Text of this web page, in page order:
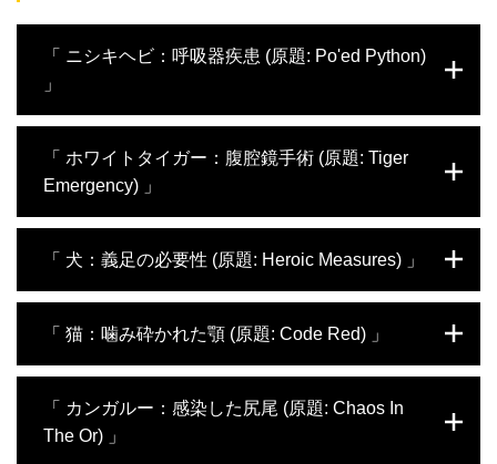
「 ニシキヘビ：呼吸器疾患 (原題: Po'ed Python)
」
ニシキヘビ。呼吸器疾患の診断ためレントゲ
惧種のアオコブホウカンチョウや歯の治療が
などの複雑な外科手術に臨む。また、ガンが
る。
「 ホワイトタイガー：腹腔鏡手術 (原題: Tiger
Emergency) 」
のニアだ。大型猛獣の来院にスタッフは四苦
八苦。鎮静剤を打って担架に乗せ、やっとの
宮からの異常出血があるニアに対し、トラで
はほとんど前例がないとされる腹腔鏡手術を
ころ、全く予期していなかった問題が発覚し
た。さらにその時、ニアのバイタルに異変
「 犬：義足の必要性 (原題: Heroic Measures) 」
った犬。哀れな捨て犬の未来を変えるため、
獣医師は義足を使った最新治療に乗り出す。
に苦しむネコ科動物のカラカルや腫瘍に覆わ
れた野生のウミガメが来院する。ペットの治
「 猫：噛み砕かれた顎 (原題: Code Red) 」
ヌとケンカし、下あごの骨を粉砕骨折してし
「 カンガルー：感染した尻尾 (原題: Chaos In
The Or) 」